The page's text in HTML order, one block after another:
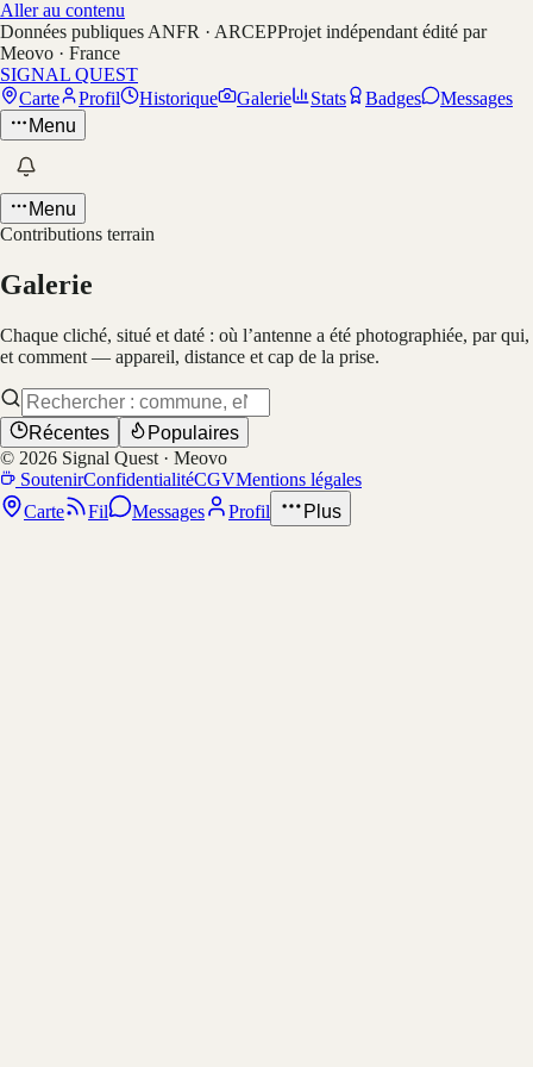
Aller au contenu
Données publiques ANFR · ARCEPProjet indépendant édité par
Meovo · France
SIGNAL QUEST
Carte
Profil Historique Galerie Stats Badges
Messages
Menu
Menu
Contributions terrain
Galerie
Chaque cliché, situé et daté : où l’antenne a été photographiée, par qui,
et comment — appareil, distance et cap de la prise.
Récentes
Populaires
© 2026 Signal Quest · Meovo
SoutenirConfidentialitéCGVMentions légales
Carte
Fil Messages Profil Plus